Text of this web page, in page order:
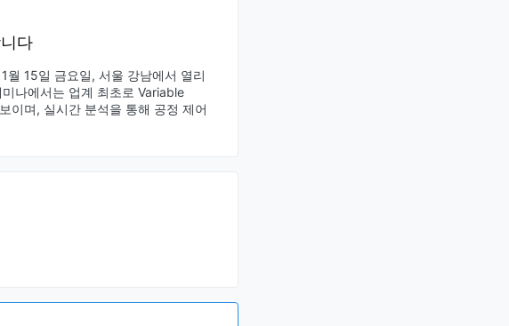
다
월 15일 금요일, 서울 강남에서 열리
나에서는 업계 최초로 Variable
이며, 실시간 분석을 통해 공정 제어